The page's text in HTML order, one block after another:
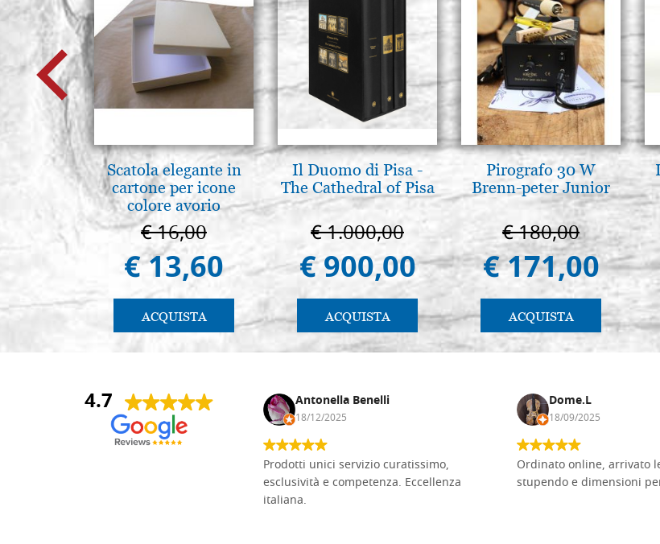
Scatola elegante in
cartone per icone
colore avorio
€ 16,00
€ 13,60
ACQUISTA
Il Duomo di Pisa -
The Cathedral of Pisa
€ 1.000,00
€ 900,00
ACQUISTA
Pirografo 30 W
Brenn-peter Junior
€ 180,00
€ 171,00
ACQUISTA
4.7
Andrea Monguzzi Antonella Benelli
18/12/2025
Prodotti unici servizio curatissimo,
esclusività e competenza. Eccellenza
italiana.
Dome.L
18/09/2025
Ordinato online, arrivato
stupendo e dimensioni